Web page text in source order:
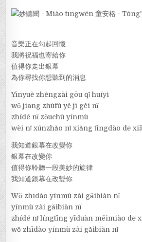
音樂正在勾起回憶
我將祝福也寄給你
值得你走出銀幕
為你尋找你想聽到的消息
Yīnyuè zhèngzài gōu qǐ huíyì
wǒ jiāng zhùfú yě jì gěi nǐ
zhídé nǐ zǒuchū yínmù
wèi nǐ xúnzhǎo nǐ xiǎng tīngdào de
我知道銀幕在改變你
銀幕在改變你
值得你聆聽一段美妙的旋律
我知道銀幕在改變你
Wǒ zhīdào yínmù zài gǎibiàn nǐ
yínmù zài gǎibiàn nǐ
zhídé nǐ língtīng yīduàn měimiào de
wǒ zhīdào yínmù zài gǎibiàn nǐ